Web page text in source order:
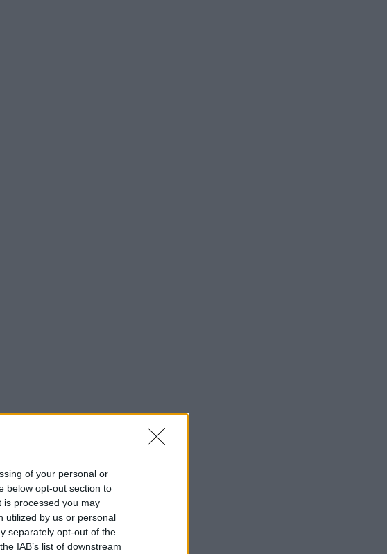
of your personal or
below opt-out section to
processed you may
utilized by us or personal
separately opt-out of the
IAB’s list of downstream